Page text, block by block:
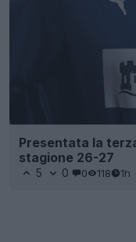
Presentata la
stagione 26-27
5 0 0 118 1h